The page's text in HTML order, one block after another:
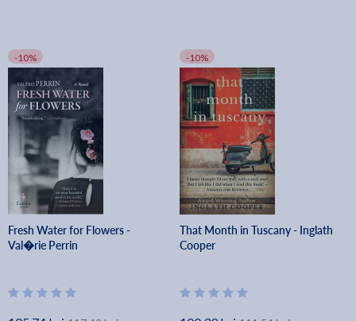
-10%
Fresh Water for Flowers -
Val�rie Perrin
-10%
That Month in Tuscany - Inglath
Cooper